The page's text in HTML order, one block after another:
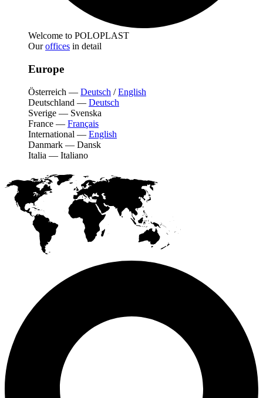
Welcome to POLOPLAST
Ouroffices in detail
Europe
Österreich — Deutsch /English
Deutschland — Deutsch
Sverige — Svenska
France — Français
International — English
Danmark — Dansk
Italia — Italiano